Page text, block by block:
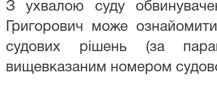
З ухвалою суду
Григорович може
судових рішень (за
вищевказаним номером